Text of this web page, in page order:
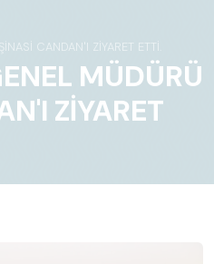
CANDAN'I ZİYARET ETTİ.
MÜDÜRÜ
ZİYARET